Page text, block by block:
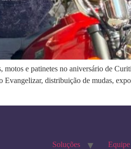
e patinetes no aniversário de
Evangelizar, distribuição de mudas,
Soluções Equipe